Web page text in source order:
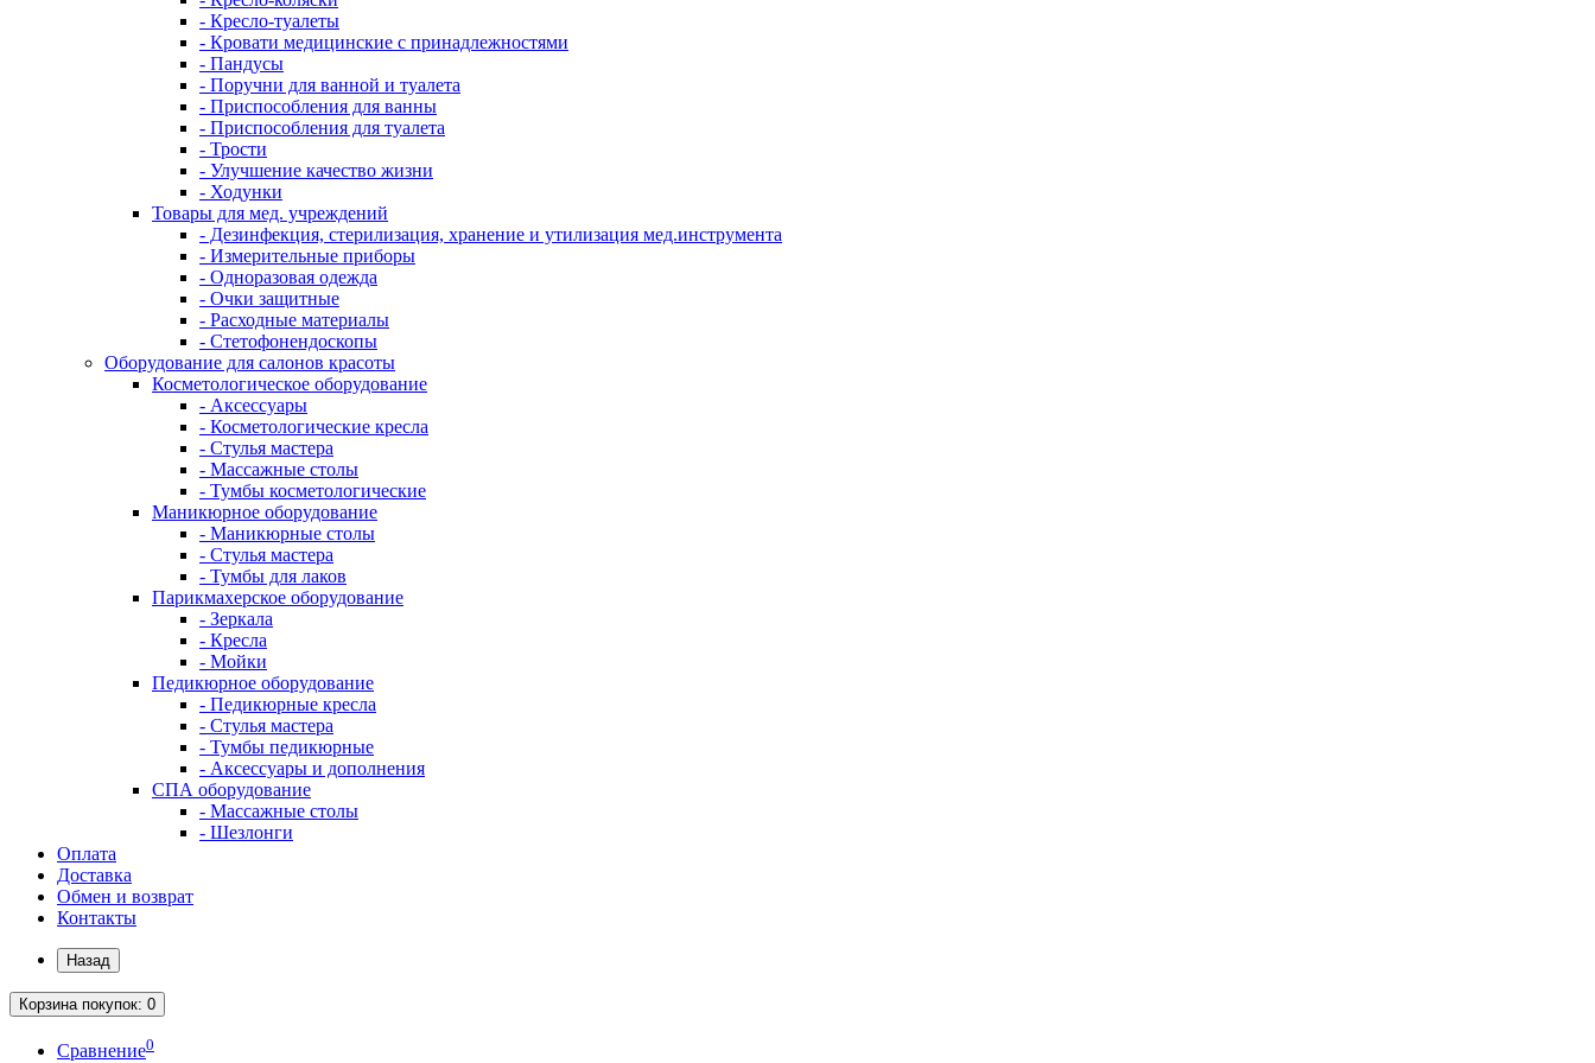
- Кресло-туалеты
- Кровати медицинские с принадлежностями
- Пандусы
- Поручни для ванной и туалета
- Приспособления для ванны
- Приспособления для туалета
- Трости
- Улучшение качество жизни
- Ходунки
Товары для мед. учреждений
- Дезинфекция, стерилизация, хранение и утилизация мед.инструмента
- Измерительные приборы
- Одноразовая одежда
- Очки защитные
- Расходные материалы
- Стетофонендоскопы
Оборудование для салонов красоты
Косметологическое оборудование
- Аксессуары
- Косметологические кресла
- Стулья мастера
- Массажные столы
- Тумбы косметологические
Маникюрное оборудование
- Маникюрные столы
- Стулья мастера
- Тумбы для лаков
Парикмахерское оборудование
- Зеркала
- Кресла
- Мойки
Педикюрное оборудование
- Педикюрные кресла
- Стулья мастера
- Тумбы педикюрные
- Аксессуары и дополнения
СПА оборудование
- Массажные столы
- Шезлонги
Оплата
Доставка
Обмен и возврат
Контакты
Назад
Корзинапокупок: 0
Сравнение0